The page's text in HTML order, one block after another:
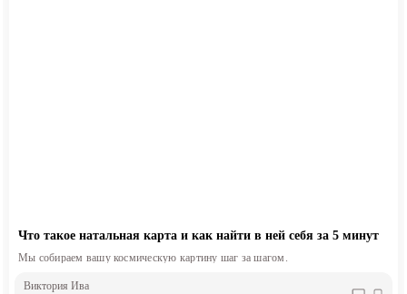
Что такое натальная карта и как найти в ней себя за 5 минут
Мы собираем вашу космическую картину шаг за шагом.
Виктория Ива